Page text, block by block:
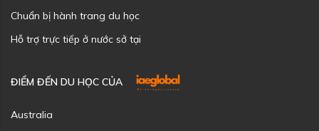
Chuẩn bị hành trang du học
Hỗ trợ trực tiếp ở nước sở tại
ĐIỂM ĐẾN DU HỌC CỦA
Australia